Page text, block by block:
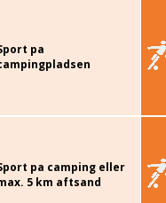
pa
pa camping eller
5 km aftsand